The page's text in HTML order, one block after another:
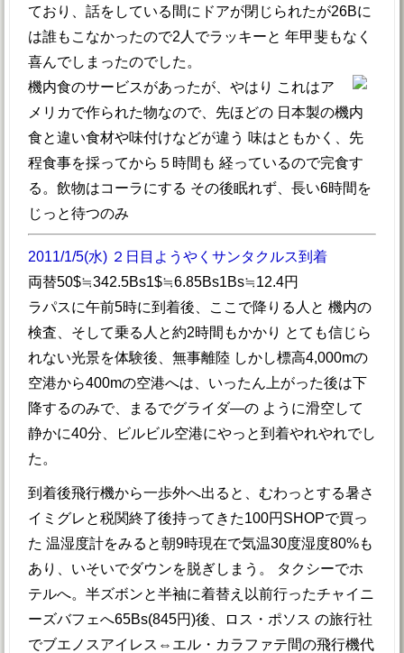
ており、話をしている間にドアが閉じられたが26Bに
は誰もこなかったので2人でラッキーと 年甲斐もなく
喜んでしまったのでした。
機内食のサービスがあったが、やはり これはア
メリカで作られた物なので、先ほどの 日本製の機内
食と違い食材や味付けなどが違う 味はともかく、先
程食事を採ってから５時間も 経っているので完食す
る。飲物はコーラにする その後眠れず、長い6時間を
じっと待つのみ
2011/1/5(水) ２日目ようやくサンタクルス到着
両替50$≒342.5Bs1$≒6.85Bs1Bs≒12.4円
ラパスに午前5時に到着後、ここで降りる人と 機内の
検査、そして乗る人と約2時間もかかり とても信じら
れない光景を体験後、無事離陸 しかし標高4,000mの
空港から400mの空港へは、いったん上がった後は下
降するのみで、まるでグライダ―の ように滑空して
静かに40分、ビルビル空港にやっと到着やれやれでし
た。
到着後飛行機から一歩外へ出ると、むわっとする暑さ
イミグレと税関終了後持ってきた100円SHOPで買っ
た 温湿度計をみると朝9時現在で気温30度湿度80%も
あり、いそいでダウンを脱ぎしまう。 タクシーでホ
テルへ。半ズボンと半袖に着替え以前行ったチャイニ
ーズバフェへ65Bs(845円)後、ロス・ポソス の旅行社
でブエノスアイレス⇔エル・カラファテ間の飛行機代